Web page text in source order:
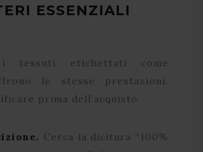
ESSENZIALI
etichettati come
le stesse prestazioni.
prima dell’acquisto.
Cerca la dicitura “100%